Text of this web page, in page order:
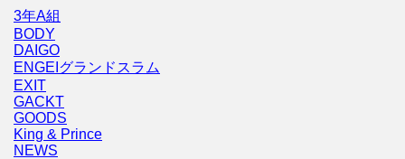
3年A組
BODY
DAIGO
ENGEIグランドスラム
EXIT
GACKT
GOODS
King & Prince
NEWS